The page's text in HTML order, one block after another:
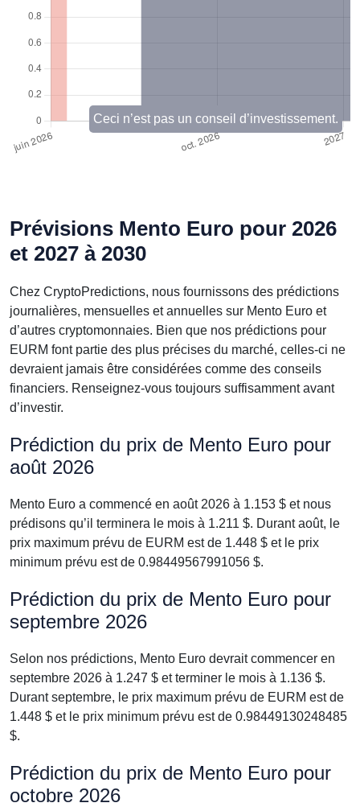
Ceci n’est pas un conseil d’investissement.
Prévisions Mento Euro pour 2026
et 2027 à 2030
Chez CryptoPredictions, nous fournissons des prédictions
journalières, mensuelles et annuelles sur Mento Euro et
d’autres cryptomonnaies. Bien que nos prédictions pour
EURM font partie des plus précises du marché, celles-ci ne
devraient jamais être considérées comme des conseils
financiers. Renseignez-vous toujours suffisamment avant
d’investir.
Prédiction du prix de Mento Euro pour
août 2026
Mento Euro a commencé en août 2026 à 1.153 $ et nous
prédisons qu’il terminera le mois à 1.211 $. Durant août, le
prix maximum prévu de EURM est de 1.448 $ et le prix
minimum prévu est de 0.98449567991056 $.
Prédiction du prix de Mento Euro pour
septembre 2026
Selon nos prédictions, Mento Euro devrait commencer en
septembre 2026 à 1.247 $ et terminer le mois à 1.136 $.
Durant septembre, le prix maximum prévu de EURM est de
1.448 $ et le prix minimum prévu est de 0.98449130248485
$.
Prédiction du prix de Mento Euro pour
octobre 2026